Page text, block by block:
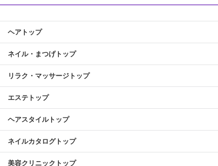
ヘアトップ
ネイル・まつげトップ
リラク・マッサージトップ
エステトップ
ヘアスタイルトップ
ネイルカタログトップ
美容クリニックトップ